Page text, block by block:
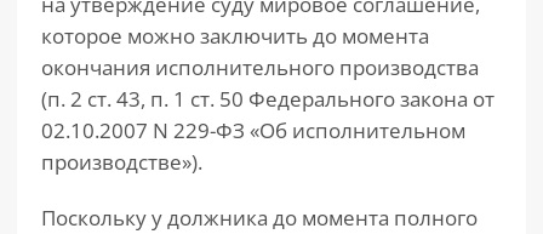
которое можно заключить до момента
окончания исполнительного производства
(п. 2 ст. 43, п. 1 ст. 50 Федерального закона от
02.10.2007 N 229-ФЗ «Об исполнительном
производстве»).
Поскольку у должника до момента полного